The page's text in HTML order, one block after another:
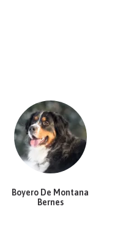
Boyero De Montana
Bernes